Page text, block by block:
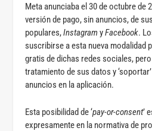
Meta anunciaba el 30 de octubre de
versión de pago, sin anuncios, de
populares,Instagram yFacebook.
suscribirse a esta nueva modalidad
gratis de dichas redes sociales,
tratamiento de sus datos y
anuncios en la aplicación.
Esta posibilidad de ‘pay-or-consent’
expresamente en la normativa de